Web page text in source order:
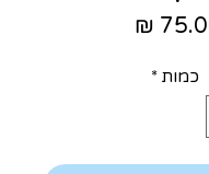
כמות *